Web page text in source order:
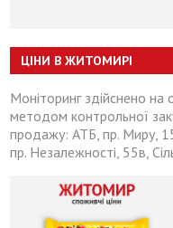
ЦІНИ В ЖИТОМИРІ
Моніторинг здійснено на
методом контрольної
продажу: АТБ, пр. Миру,
пр. Незалежності, 55в,